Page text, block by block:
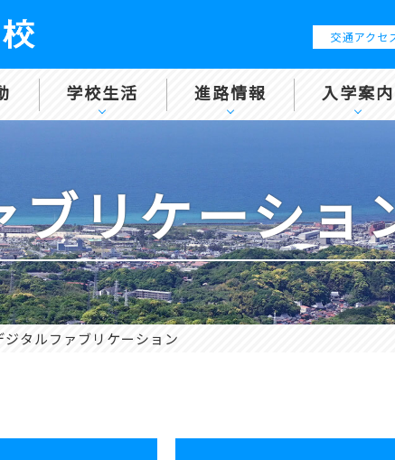
交通アクセ
学校生活 進路情報 入学案内
ブリケーショ
ジタルファブリケーション